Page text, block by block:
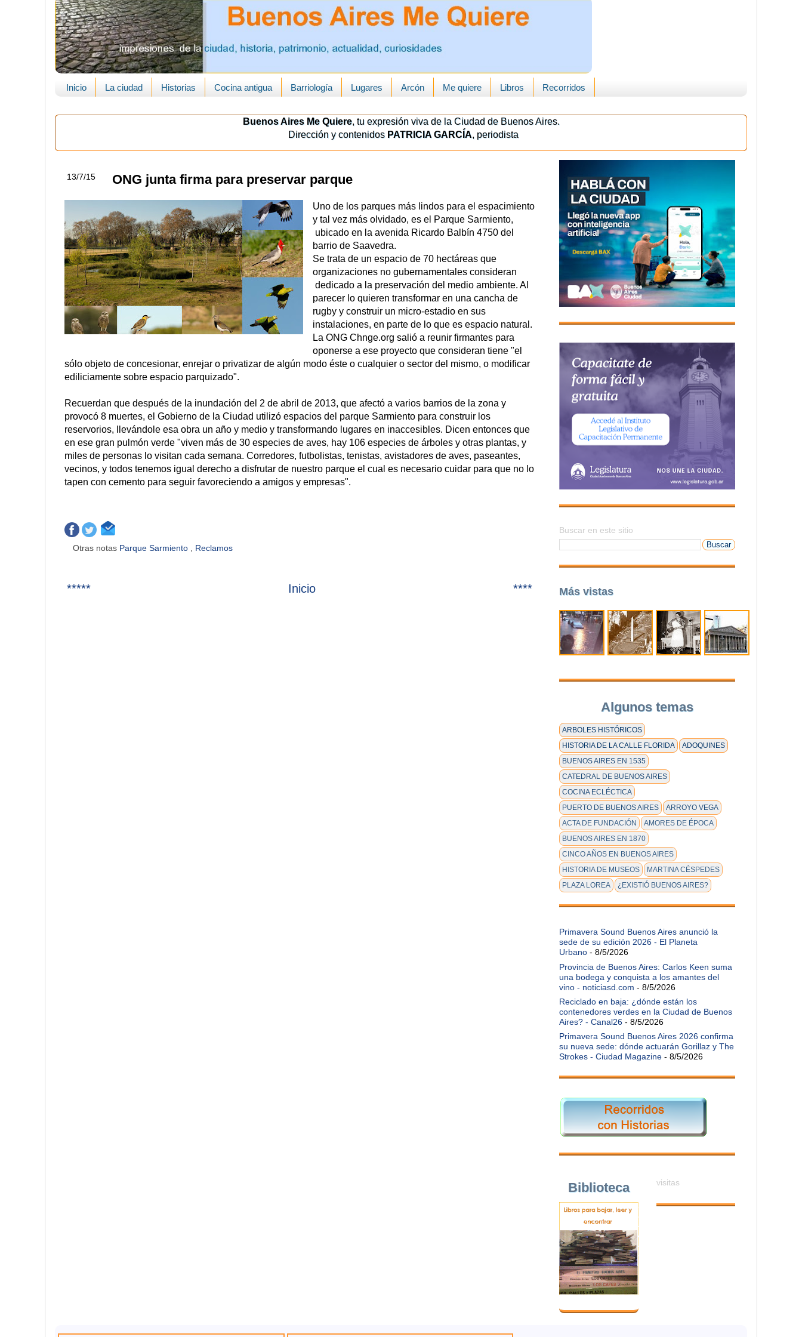
Inicio La ciudad Historias Cocina antigua Barriología Lugares Arcón Me quiere Libros Recorridos
Buenos Aires Me Quiere, tu expresión viva de la Ciudad de Buenos Aires.
Dirección y contenidos PATRICIA GARCÍA, periodista
13/7/15 ONG junta firma para preservar parque
Uno de los parques más lindos para el espacimiento
y tal vez más olvidado, es el Parque Sarmiento,
ubicado en la avenida Ricardo Balbín 4750 del
barrio de Saavedra.
Se trata de un espacio de 70 hectáreas que
organizaciones no gubernamentales consideran
dedicado a la preservación del medio ambiente. Al
parecer lo quieren transformar en una cancha de
rugby y construir un micro-estadio en sus
instalaciones, en parte de lo que es espacio natural.
La ONG Chnge.org salió a reunir firmantes para
oponerse a ese proyecto que consideran tiene "el
sólo objeto de concesionar, enrejar o privatizar de algún modo éste o cualquier o sector del mismo, o modificar
ediliciamente sobre espacio parquizado".
Recuerdan que después de la inundación del 2 de abril de 2013, que afectó a varios barrios de la zona y
provocó 8 muertes, el Gobierno de la Ciudad utilizó espacios del parque Sarmiento para construir los
reservorios, llevándole esa obra un año y medio y transformando lugares en inaccesibles. Dicen entonces que
en ese gran pulmón verde "viven más de 30 especies de aves, hay 106 especies de árboles y otras plantas, y
miles de personas lo visitan cada semana. Corredores, futbolistas, tenistas, avistadores de aves, paseantes,
vecinos, y todos tenemos igual derecho a disfrutar de nuestro parque el cual es necesario cuidar para que no lo
tapen con cemento para seguir favoreciendo a amigos y empresas".
Otras notas Parque Sarmiento , Reclamos
***** ****
Inicio
Buscar en este sitio
Más vistas
Algunos temas
ARBOLES HISTÓRICOS
HISTORIA DE LA CALLE FLORIDA
ADOQUINES
BUENOS AIRES EN 1535
CATEDRAL DE BUENOS AIRES
COCINA ECLÉCTICA
PUERTO DE BUENOS AIRES
ARROYO VEGA
ACTA DE FUNDACIÓN
AMORES DE ÉPOCA
BUENOS AIRES EN 1870
CINCO AÑOS EN BUENOS AIRES
HISTORIA DE MUSEOS
MARTINA CÉSPEDES
PLAZA LOREA
¿EXISTIÓ BUENOS AIRES?
Primavera Sound Buenos Aires anunció la
sede de su edición 2026 - El Planeta
Urbano - 8/5/2026
Provincia de Buenos Aires: Carlos Keen suma
una bodega y conquista a los amantes del
vino - noticiasd.com - 8/5/2026
Reciclado en baja: ¿dónde están los
contenedores verdes en la Ciudad de Buenos
Aires? - Canal26 - 8/5/2026
Primavera Sound Buenos Aires 2026 confirma
su nueva sede: dónde actuarán Gorillaz y The
Strokes - Ciudad Magazine - 8/5/2026
Biblioteca visitas